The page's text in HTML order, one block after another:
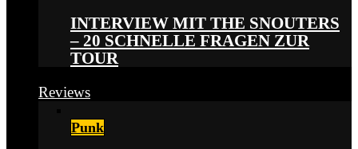
INTERVIEW MIT THE SNOUTERS
– 20 SCHNELLE FRAGEN ZUR
TOUR
Reviews
Punk